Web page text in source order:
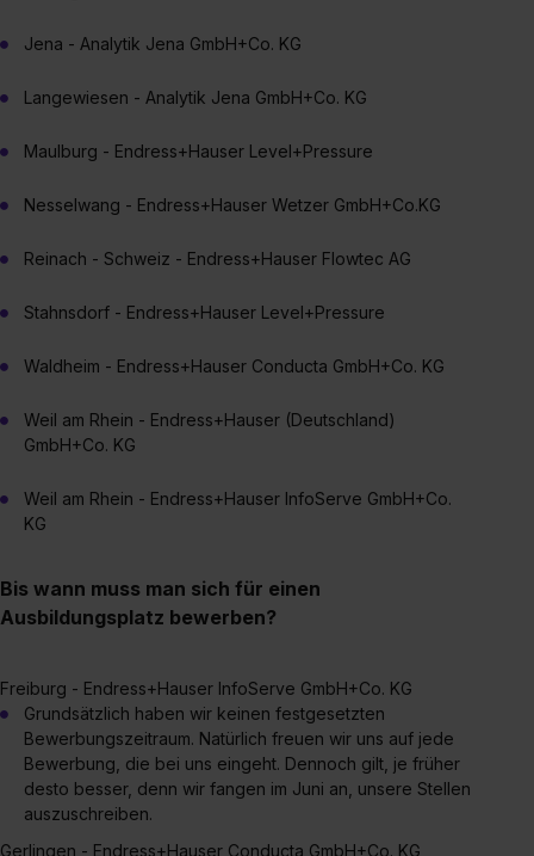
Jena - Analytik Jena GmbH+Co. KG
Langewiesen - Analytik Jena GmbH+Co. KG
Maulburg - Endress+Hauser Level+Pressure
Nesselwang - Endress+Hauser Wetzer GmbH+Co.KG
Reinach - Schweiz - Endress+Hauser Flowtec AG
Stahnsdorf - Endress+Hauser Level+Pressure
Waldheim - Endress+Hauser Conducta GmbH+Co. KG
Weil am Rhein - Endress+Hauser (Deutschland)
GmbH+Co. KG
Weil am Rhein - Endress+Hauser InfoServe GmbH+Co.
KG
Bis wann muss man sich für einen
Ausbildungsplatz bewerben?
Freiburg - Endress+Hauser InfoServe GmbH+Co. KG
Grundsätzlich haben wir keinen festgesetzten
Bewerbungszeitraum. Natürlich freuen wir uns auf jede
Bewerbung, die bei uns eingeht. Dennoch gilt, je früher
desto besser, denn wir fangen im Juni an, unsere Stellen
auszuschreiben.
Gerlingen - Endress+Hauser Conducta GmbH+Co. KG